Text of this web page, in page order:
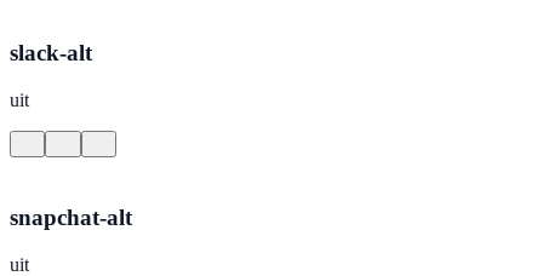
slack-alt
uit
snapchat-alt
uit